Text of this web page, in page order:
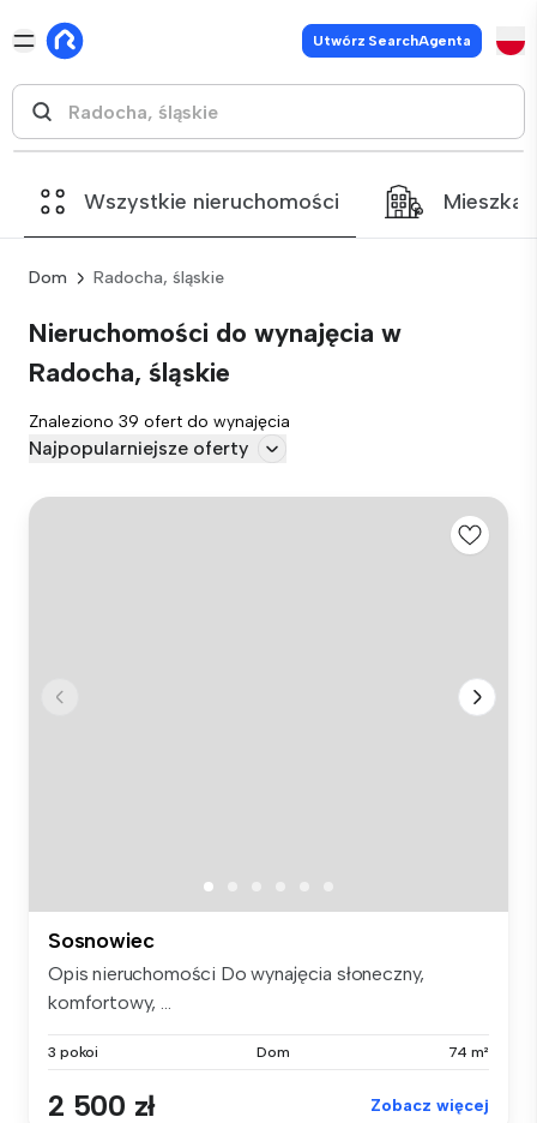
Utwórz SearchAgenta
Wszystkie nieruchomości
Dom Radocha, śląskie
Nieruchomości do wynajęcia w
Radocha, śląskie
Znaleziono 39 ofert do wynajęcia
Najpopularniejsze oferty
Sosnowiec
Opis nieruchomości Do wynajęcia słoneczny,
komfortowy, ...
3 pokoi Dom 74 m²
2 500 zł Zobacz więcej